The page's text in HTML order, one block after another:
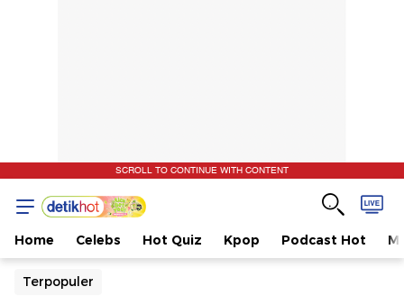
SCROLL TO CONTINUE WITH CONTENT
Home Celebs Hot Quiz Kpop Podcast Hot
Terpopuler